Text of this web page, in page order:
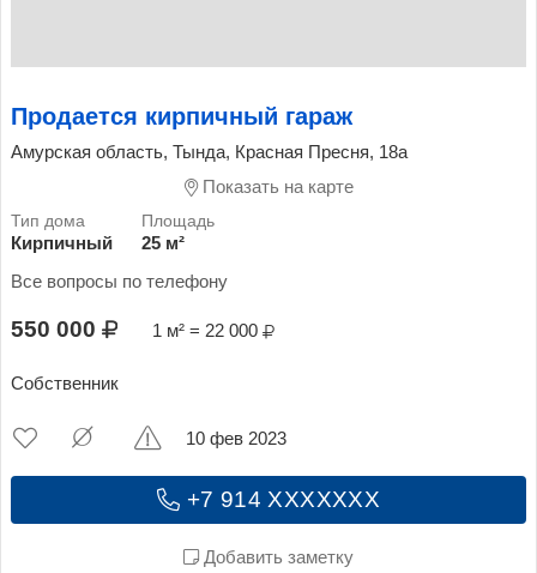
Продается кирпичный гараж
Амурская область, Тында, Красная Пресня, 18а
Показать на карте
Кирпичный
25 м²
Все вопросы по телефону
550 000 1 м² = 22 000
Собственник
+7 914 XXXXXXX
Добавить заметку
10 фев 2023